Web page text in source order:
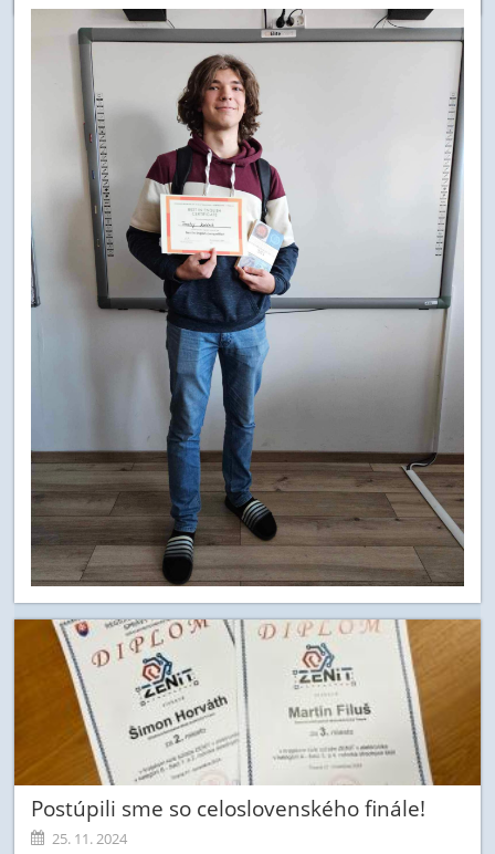
Postúpili sme so celoslovenského finále!
25. 11. 2024